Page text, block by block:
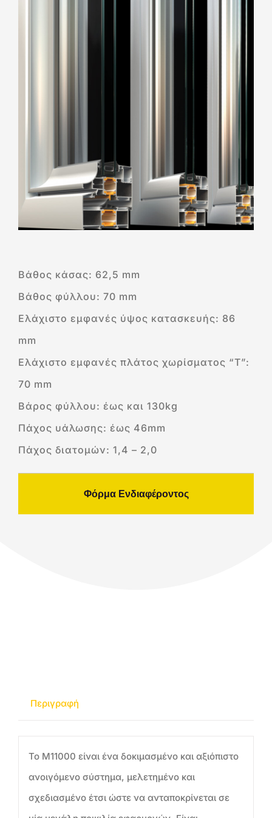
Βάθος κάσας: 62,5 mm
Βάθος φύλλου: 70 mm
Ελάχιστο εμφανές ύψος κατασκευής: 86
mm
Ελάχιστο εμφανές πλάτος χωρίσματος “Τ”:
70 mm
Βάρος φύλλου: έως και 130kg
Πάχος υάλωσης: έως 46mm
Πάχος διατομών: 1,4 – 2,0
Φόρμα Ενδιαφέροντος
Περιγραφή
Το M11000 είναι ένα δοκιμασμένο και αξιόπιστο
ανοιγόμενο σύστημα, μελετημένο και
σχεδιασμένο έτσι ώστε να ανταποκρίνεται σε